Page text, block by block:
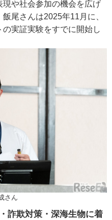
現や社会参加の機会を広げ
尾さんは2025年11月に、
実証実験をすでに開始し
さん
詐欺対策・深海生物に着